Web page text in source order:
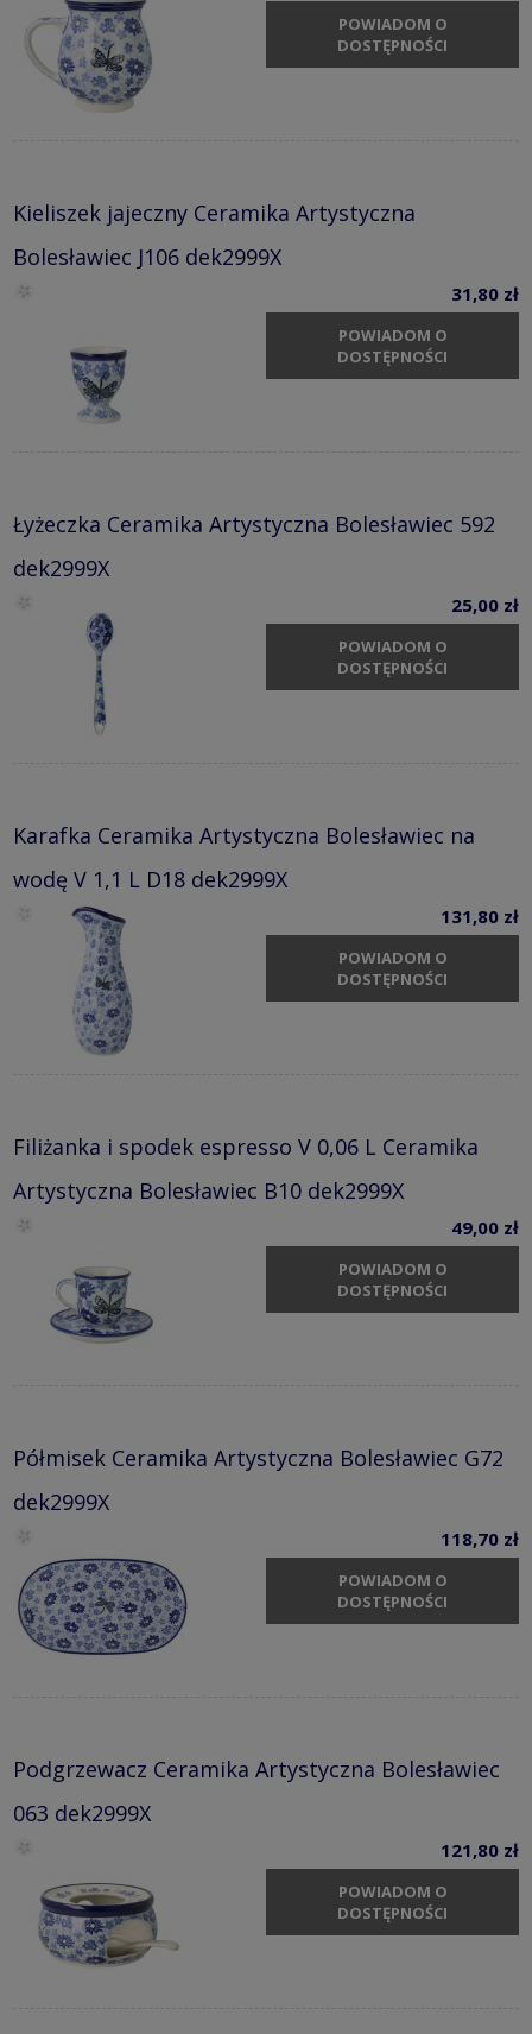
POWIADOM O
DOSTĘPNOŚCI
Kieliszek jajeczny Ceramika Artystyczna
Bolesławiec J106 dek2999X
31,80 zł
POWIADOM O
DOSTĘPNOŚCI
Łyżeczka Ceramika Artystyczna Bolesławiec 592
dek2999X
25,00 zł
POWIADOM O
DOSTĘPNOŚCI
Karafka Ceramika Artystyczna Bolesławiec na
wodę V 1,1 L D18 dek2999X
131,80 zł
POWIADOM O
DOSTĘPNOŚCI
Filiżanka i spodek espresso V 0,06 L Ceramika
Artystyczna Bolesławiec B10 dek2999X
49,00 zł
POWIADOM O
DOSTĘPNOŚCI
Półmisek Ceramika Artystyczna Bolesławiec G72
dek2999X
118,70 zł
POWIADOM O
DOSTĘPNOŚCI
Podgrzewacz Ceramika Artystyczna Bolesławiec
063 dek2999X
121,80 zł
POWIADOM O
DOSTĘPNOŚCI